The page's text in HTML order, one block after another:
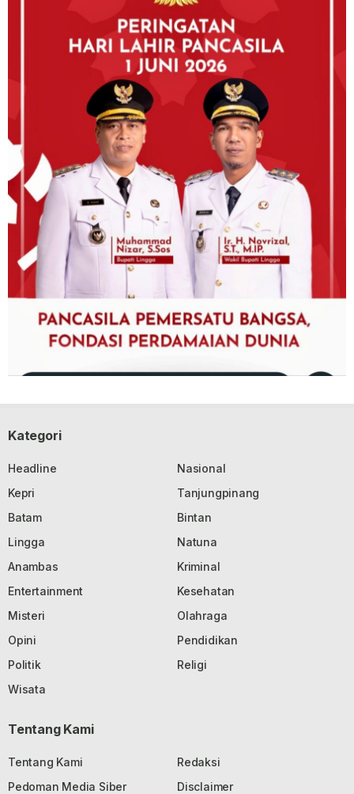
Kategori
Headline
Nasional
Kepri
Tanjungpinang
Batam
Bintan
Lingga
Natuna
Anambas
Kriminal
Entertainment
Kesehatan
Misteri
Olahraga
Opini
Pendidikan
Politik
Religi
Wisata
Tentang Kami
Tentang Kami
Redaksi
Pedoman Media Siber
Disclaimer